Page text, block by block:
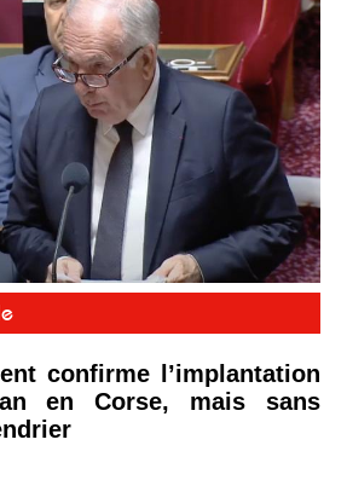
confirme l’implantation
en Corse, mais sans